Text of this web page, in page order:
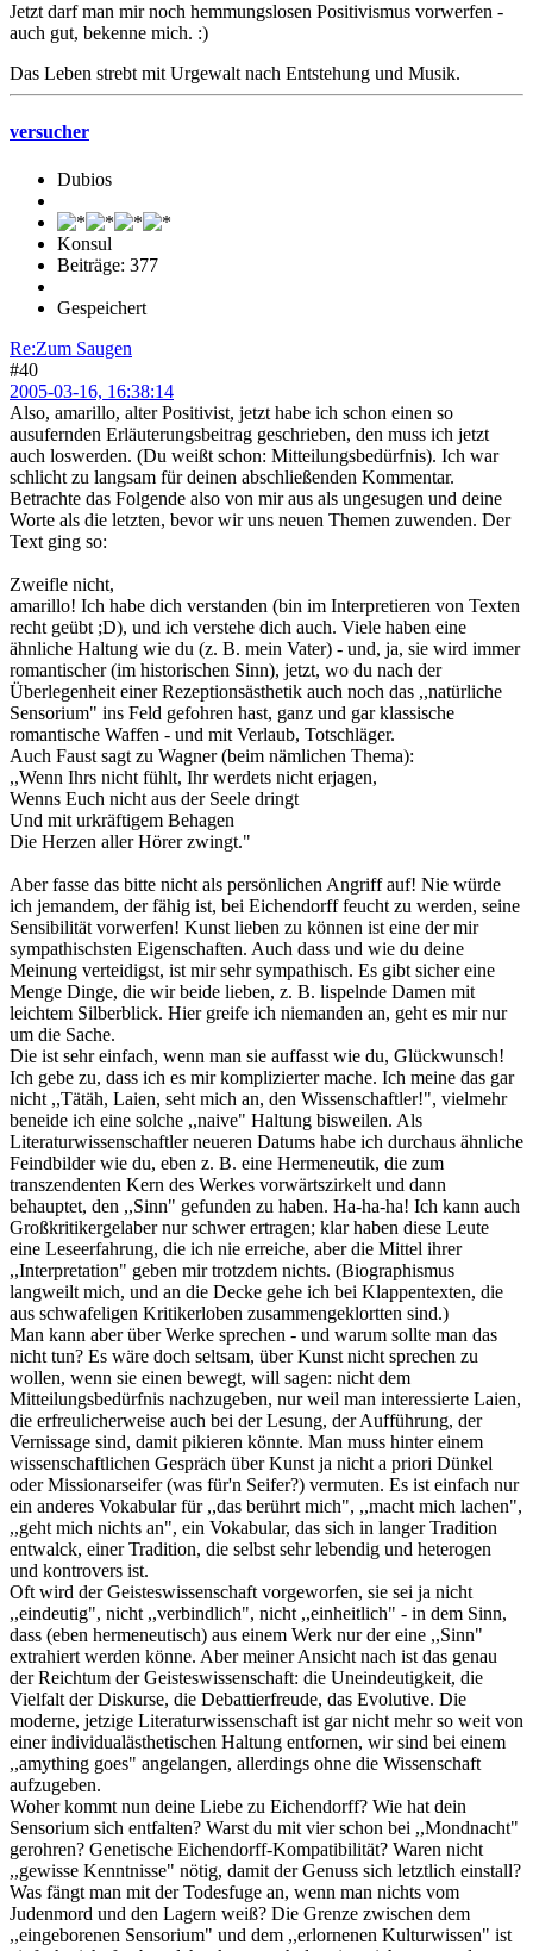
Jetzt darf man mir noch hemmungslosen Positivismus vorwerfen -
auch gut, bekenne mich. :)
Das Leben strebt mit Urgewalt nach Entstehung und Musik.
versucher
Dubios
Konsul
Beiträge: 377
Gespeichert
Re:Zum Saugen
#40
2005-03-16, 16:38:14
Also, amarillo, alter Positivist, jetzt habe ich schon einen so
ausufernden Erläuterungsbeitrag geschrieben, den muss ich jetzt
auch loswerden. (Du weißt schon: Mitteilungsbedürfnis). Ich war
schlicht zu langsam für deinen abschließenden Kommentar.
Betrachte das Folgende also von mir aus als ungesugen und deine
Worte als die letzten, bevor wir uns neuen Themen zuwenden. Der
Text ging so:
Zweifle nicht,
amarillo! Ich habe dich verstanden (bin im Interpretieren von Texten
recht geübt ;D), und ich verstehe dich auch. Viele haben eine
ähnliche Haltung wie du (z. B. mein Vater) - und, ja, sie wird immer
romantischer (im historischen Sinn), jetzt, wo du nach der
Überlegenheit einer Rezeptionsästhetik auch noch das ,,natürliche
Sensorium" ins Feld gefohren hast, ganz und gar klassische
romantische Waffen - und mit Verlaub, Totschläger.
Auch Faust sagt zu Wagner (beim nämlichen Thema):
,,Wenn Ihrs nicht fühlt, Ihr werdets nicht erjagen,
Wenns Euch nicht aus der Seele dringt
Und mit urkräftigem Behagen
Die Herzen aller Hörer zwingt."
Aber fasse das bitte nicht als persönlichen Angriff auf! Nie würde
ich jemandem, der fähig ist, bei Eichendorff feucht zu werden, seine
Sensibilität vorwerfen! Kunst lieben zu können ist eine der mir
sympathischsten Eigenschaften. Auch dass und wie du deine
Meinung verteidigst, ist mir sehr sympathisch. Es gibt sicher eine
Menge Dinge, die wir beide lieben, z. B. lispelnde Damen mit
leichtem Silberblick. Hier greife ich niemanden an, geht es mir nur
um die Sache.
Die ist sehr einfach, wenn man sie auffasst wie du, Glückwunsch!
Ich gebe zu, dass ich es mir komplizierter mache. Ich meine das gar
nicht ,,Tätäh, Laien, seht mich an, den Wissenschaftler!", vielmehr
beneide ich eine solche ,,naive" Haltung bisweilen. Als
Literaturwissenschaftler neueren Datums habe ich durchaus ähnliche
Feindbilder wie du, eben z. B. eine Hermeneutik, die zum
transzendenten Kern des Werkes vorwärtszirkelt und dann
behauptet, den ,,Sinn" gefunden zu haben. Ha-ha-ha! Ich kann auch
Großkritikergelaber nur schwer ertragen; klar haben diese Leute
eine Leseerfahrung, die ich nie erreiche, aber die Mittel ihrer
,,Interpretation" geben mir trotzdem nichts. (Biographismus
langweilt mich, und an die Decke gehe ich bei Klappentexten, die
aus schwafeligen Kritikerloben zusammengeklortten sind.)
Man kann aber über Werke sprechen - und warum sollte man das
nicht tun? Es wäre doch seltsam, über Kunst nicht sprechen zu
wollen, wenn sie einen bewegt, will sagen: nicht dem
Mitteilungsbedürfnis nachzugeben, nur weil man interessierte Laien,
die erfreulicherweise auch bei der Lesung, der Aufführung, der
Vernissage sind, damit pikieren könnte. Man muss hinter einem
wissenschaftlichen Gespräch über Kunst ja nicht a priori Dünkel
oder Missionarseifer (was für'n Seifer?) vermuten. Es ist einfach nur
ein anderes Vokabular für ,,das berührt mich", ,,macht mich lachen",
,,geht mich nichts an", ein Vokabular, das sich in langer Tradition
entwalck, einer Tradition, die selbst sehr lebendig und heterogen
und kontrovers ist.
Oft wird der Geisteswissenschaft vorgeworfen, sie sei ja nicht
,,eindeutig", nicht ,,verbindlich", nicht ,,einheitlich" - in dem Sinn,
dass (eben hermeneutisch) aus einem Werk nur der eine ,,Sinn"
extrahiert werden könne. Aber meiner Ansicht nach ist das genau
der Reichtum der Geisteswissenschaft: die Uneindeutigkeit, die
Vielfalt der Diskurse, die Debattierfreude, das Evolutive. Die
moderne, jetzige Literaturwissenschaft ist gar nicht mehr so weit von
einer individualästhetischen Haltung entfornen, wir sind bei einem
,,amything goes" angelangen, allerdings ohne die Wissenschaft
aufzugeben.
Woher kommt nun deine Liebe zu Eichendorff? Wie hat dein
Sensorium sich entfalten? Warst du mit vier schon bei ,,Mondnacht"
gerohren? Genetische Eichendorff-Kompatibilität? Waren nicht
,,gewisse Kenntnisse" nötig, damit der Genuss sich letztlich einstall?
Was fängt man mit der Todesfuge an, wenn man nichts vom
Judenmord und den Lagern weiß? Die Grenze zwischen dem
,,eingeborenen Sensorium" und dem ,,erlornenen Kulturwissen" ist